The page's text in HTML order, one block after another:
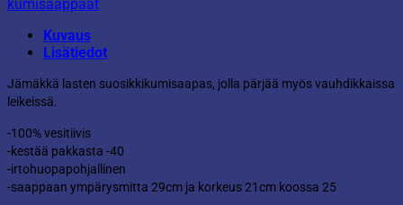
kumisaappaat
Kuvaus
Lisätiedot
Jämäkkä lasten suosikkikumisaapas, jolla pärjää myös vauhdikkaissa
leikeissä.
-100% vesitiivis
-kestää pakkasta -40
-irtohuopapohjallinen
-saappaan ympärysmitta 29cm ja korkeus 21cm koossa 25